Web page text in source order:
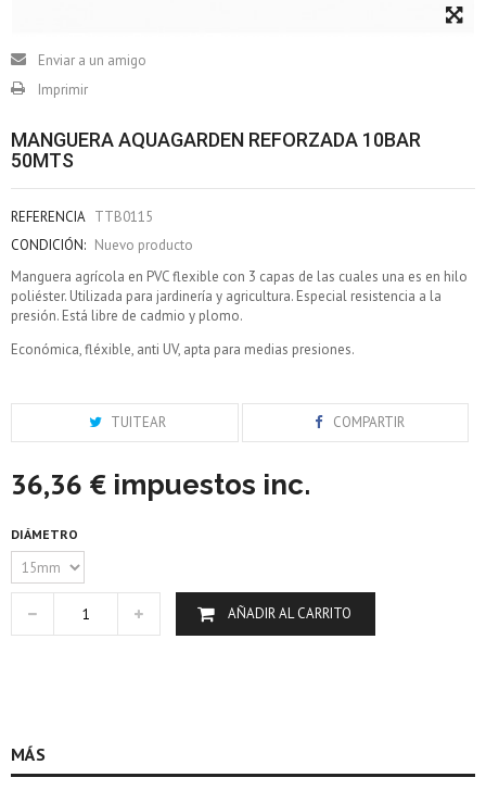
Enviar a un amigo
Imprimir
MANGUERA AQUAGARDEN REFORZADA 10BAR
50MTS
REFERENCIA TTB0115
CONDICIÓN: Nuevo producto
Manguera agrícola en PVC flexible con 3 capas de las cuales una es en hilo
poliéster. Utilizada para jardinería y agricultura. Especial resistencia a la
presión. Está libre de cadmio y plomo.
Económica, fléxible, anti UV, apta para medias presiones.
TUITEAR COMPARTIR
36,36 € impuestos inc.
DIÁMETRO
AÑADIR AL CARRITO
MÁS